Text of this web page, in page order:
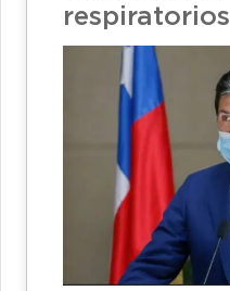
respiratorios